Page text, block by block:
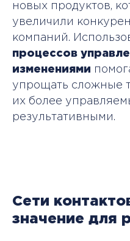
новых продуктов,
увеличили
компаний.
процессов
изменениями
упрощать сложные
их более
результативными.
Сети
значение для